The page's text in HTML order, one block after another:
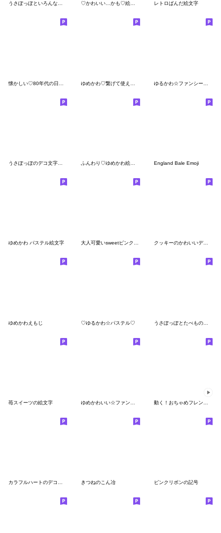
うさぽっぽといろんな絵文字 ♡かわいい…かも♡絵文字 レトロぱんだ絵文字
England Bale Emoji
ゆめかわ パステル絵文字 大人可愛いsweetピンク絵文字❤️ クッキーのかわいいデコ文字+絵文字
ゆめかわえもじ ♡ゆるかわ☆パステル♡ うさぽっぽとたべもの絵文字
苺スイーツの絵文字
カラフルハートのデコ文字+絵文字 きつねのこん冶 ピンクリボンの記号